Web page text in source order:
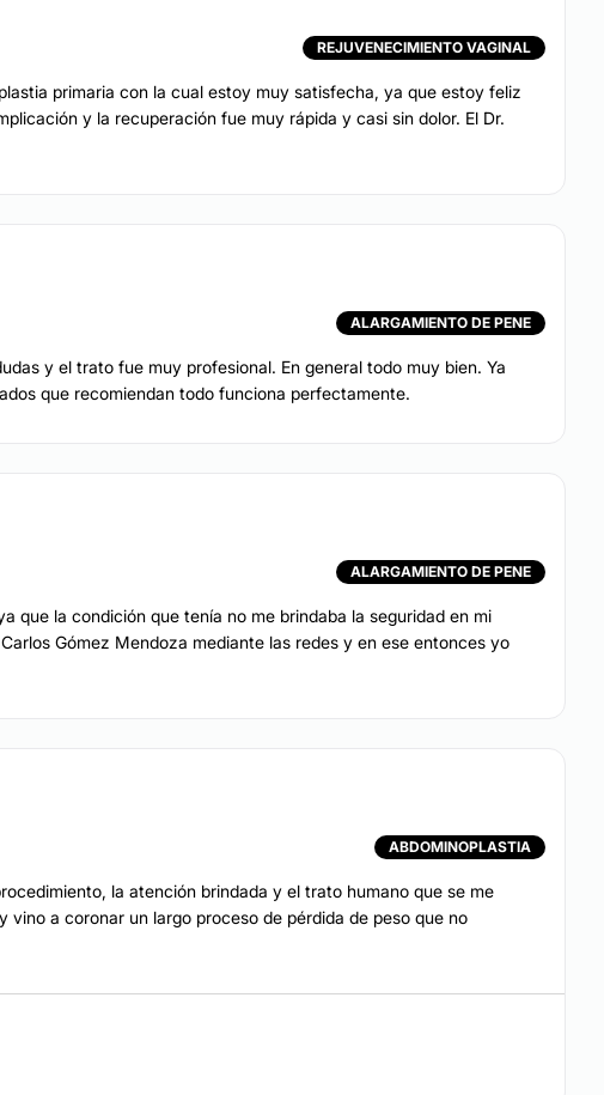
BELLEZA
REJUVENECIMIENTO VAGINAL
primaria con la cual estoy muy satisfecha, ya que estoy feliz
y la recuperación fue muy rápida y casi sin dolor. El Dr.
ALARGAMIENTO DE PENE
y el trato fue muy profesional. En general todo muy bien. Ya
que recomiendan todo funciona perfectamente.
ALARGAMIENTO DE PENE
que la condición que tenía no me brindaba la seguridad en mi
Gómez Mendoza mediante las redes y en ese entonces yo
ABDOMINOPLASTIA
la atención brindada y el trato humano que se me
a coronar un largo proceso de pérdida de peso que no